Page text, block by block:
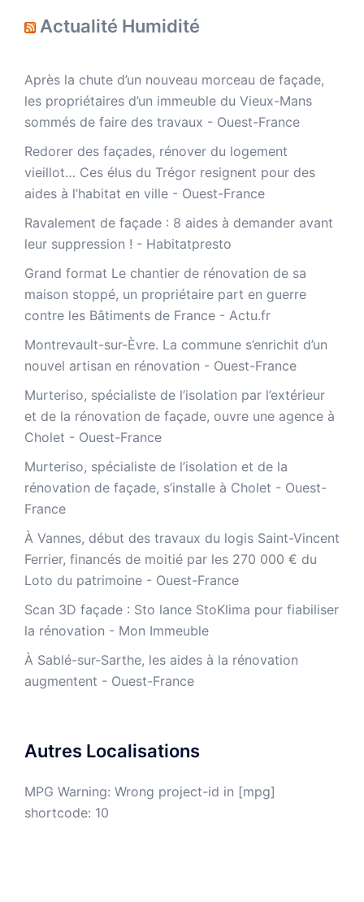
Actualité Humidité
Après la chute d’un nouveau morceau de façade,
les propriétaires d’un immeuble du Vieux-Mans
sommés de faire des travaux - Ouest-France
Redorer des façades, rénover du logement
vieillot… Ces élus du Trégor resignent pour des
aides à l’habitat en ville - Ouest-France
Ravalement de façade : 8 aides à demander avant
leur suppression ! - Habitatpresto
Grand format Le chantier de rénovation de sa
maison stoppé, un propriétaire part en guerre
contre les Bâtiments de France - Actu.fr
Montrevault-sur-Èvre. La commune s’enrichit d’un
nouvel artisan en rénovation - Ouest-France
Murteriso, spécialiste de l’isolation par l’extérieur
et de la rénovation de façade, ouvre une agence à
Cholet - Ouest-France
Murteriso, spécialiste de l’isolation et de la
rénovation de façade, s’installe à Cholet - Ouest-
France
À Vannes, début des travaux du logis Saint-Vincent
Ferrier, financés de moitié par les 270 000 € du
Loto du patrimoine - Ouest-France
​Scan 3D façade : Sto lance StoKlima pour fiabiliser
la rénovation - Mon Immeuble
À Sablé-sur-Sarthe, les aides à la rénovation
augmentent - Ouest-France
Autres Localisations
MPG Warning: Wrong project-id in [mpg]
shortcode: 10